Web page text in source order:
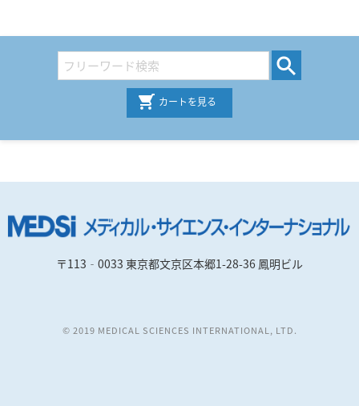
カートを見る
〒113‐0033 東京都文京区本郷1-28-36 鳳明ビル
© 2019 MEDICAL SCIENCES INTERNATIONAL, LTD.